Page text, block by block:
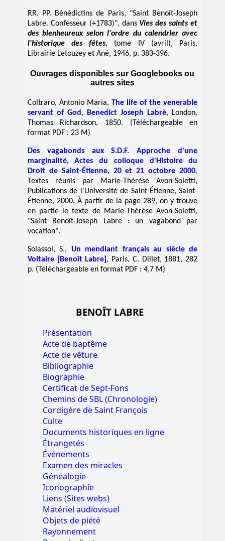
RR. PP. Bénédictins de Paris, "Saint Benoît-Joseph
Labre. Confesseur (+1783)", dans Vies des saints et
des bienheureux selon l'ordre du calendrier avec
l'historique des fêtes, tome IV (avril), Paris,
Librairie Letouzey et Ané, 1946, p. 383-396.
Ouvrages disponibles sur Googlebooks ou
autres sites
Coltraro, Antonio Maria, The life of the venerable
servant of God, Benedict Joseph Labrè, London,
Thomas Richardson, 1850. (Téléchargeable en
format PDF : 23 M)
Des vagabonds aux S.D.F. Approche d'une
marginalité, Actes du colloque d'Histoire du
Droit de Saint-Étienne, 20 et 21 octobre 2000,
Textes réunis par Marie-Thérèse Avon-Soletti,
Publications de l'Université de Saint-Étienne, Saint-
Étienne, 2000. À partir de la page 289, on y trouve
en partie le texte de Marie-Thérèse Avon-Soletti,
"Saint Benoît-Joseph Labre : un vagabond par
vocation".
Solassol, S., Un mendiant français au siècle de
Voltaire [Benoît Labre] , Paris, C. Dillet, 1881, 282
p. (Téléchargeable en format PDF : 4,7 M)
BENOÎT LABRE
Présentation
Acte de baptême
Acte de vêture
Bibliographie
Biographie
Certificat de Sept-Fons
Chemins de SBL (Chronologie)
Cordigère de Saint François
Culte
Documents historiques en ligne
Étrangetés
Événements
Examen des miracles
Généalogie
Iconographie
Liens (Sites webs)
Matériel audiovisuel
Objets de piété
Rayonnement